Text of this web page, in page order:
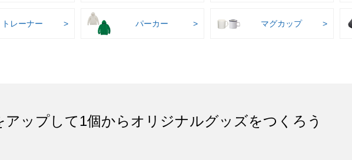
トレーナー パーカー マグカップ
アップして1個からオリジナルグッズをつくろう